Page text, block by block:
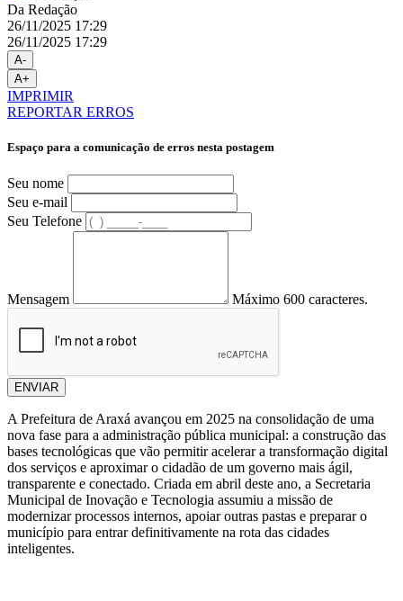
Da Redação
26/11/2025 17:29
26/11/2025 17:29
A-
A+
IMPRIMIR
REPORTAR ERROS
Espaço para a comunicação de erros nesta postagem
Seu nome
Seu e-mail
Seu Telefone
Mensagem Máximo 600 caracteres.
ENVIAR
A Prefeitura de Araxá avançou em 2025 na consolidação de uma
nova fase para a administração pública municipal: a construção das
bases tecnológicas que vão permitir acelerar a transformação digital
dos serviços e aproximar o cidadão de um governo mais ágil,
transparente e conectado. Criada em abril deste ano, a Secretaria
Municipal de Inovação e Tecnologia assumiu a missão de
modernizar processos internos, apoiar outras pastas e preparar o
município para entrar definitivamente na rota das cidades
inteligentes.